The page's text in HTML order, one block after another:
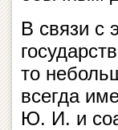
В связи с
то
всегда
Ю. И. и